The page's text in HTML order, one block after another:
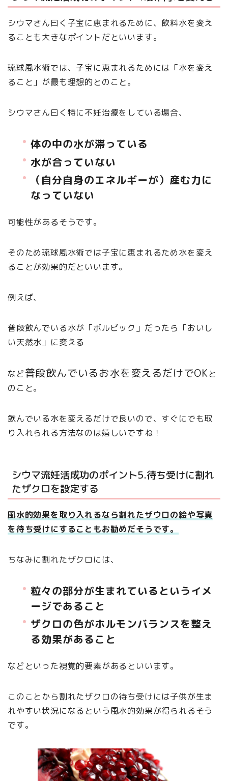
シウマさん曰く子宝に恵まれるために、飲料水を変え
ることも大きなポイントだといいます。
琉球風水術では、子宝に恵まれるためには「水を変え
ること」が最も理想的とのこと。
シウマさん曰く特に不妊治療をしている場合、
体の中の水が滞っている
水が合っていない
（自分自身のエネルギーが）産む力に
なっていない
可能性があるそうです。
そのため琉球風水術では子宝に恵まれるため水を変え
ることが効果的だといいます。
例えば、
普段飲んでいる水が「ボルビック」だったら「おいし
い天然水」に変える
など普段飲んでいるお水を変えるだけでOKと
のこと。
飲んでいる水を変えるだけで良いので、すぐにでも取
り入れられる方法なのは嬉しいですね！
シウマ流妊活成功のポイント5.待ち受けに割れ
たザクロを設定する
風水的効果を取り入れるなら割れたザウロの絵や写真
を待ち受けにすることもお勧めだそうです。
ちなみに割れたザクロには、
粒々の部分が生まれているというイメ
ージであること
ザクロの色がホルモンバランスを整え
る効果があること
などといった視覚的要素があるといいます。
このことから割れたザクロの待ち受けには子供が生ま
れやすい状況になるという風水的効果が得られるそう
です。